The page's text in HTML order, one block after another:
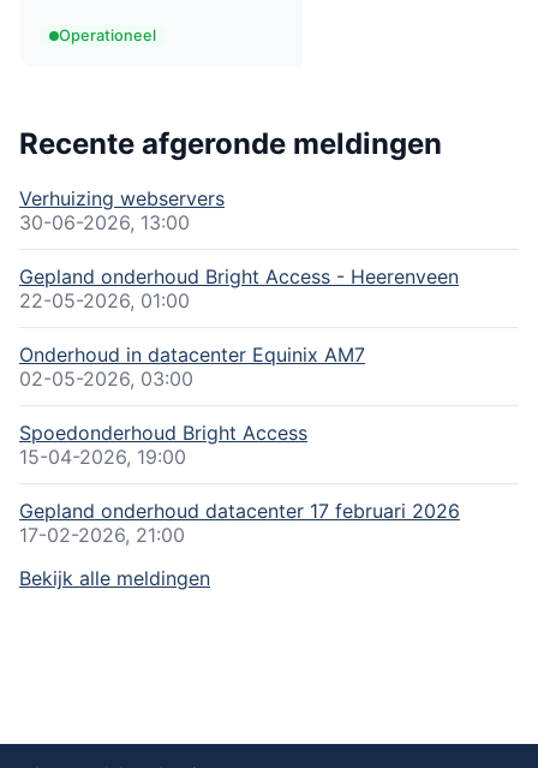
Operationeel
Recente afgeronde meldingen
Verhuizing webservers
30-06-2026, 13:00
Gepland onderhoud Bright Access - Heerenveen
22-05-2026, 01:00
Onderhoud in datacenter Equinix AM7
02-05-2026, 03:00
Spoedonderhoud Bright Access
15-04-2026, 19:00
Gepland onderhoud datacenter 17 februari 2026
17-02-2026, 21:00
Bekijk alle meldingen